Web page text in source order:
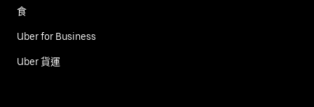
食
Uber for Business
Uber 貨運